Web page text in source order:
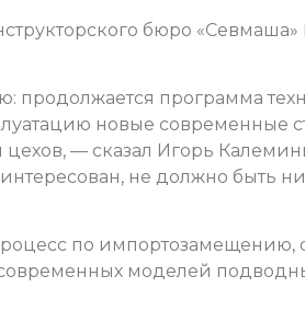
бюро «Севмаша»
программа
новые современные
— сказал Игорь
не должно быть
по импортозамещению,
моделей